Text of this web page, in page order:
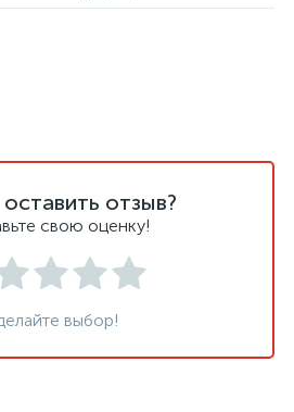
отзыв?
свою оценку!
выбор!